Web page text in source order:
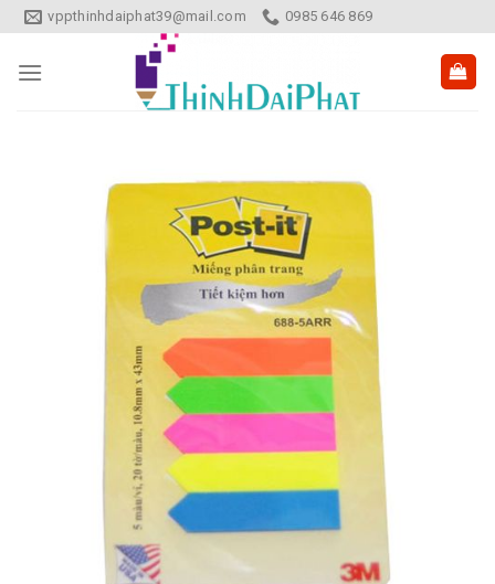
Skip
to
content
vppthinhdaiphat39@mail.com 0985 646 869